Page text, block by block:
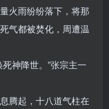
火雨纷纷落下，将那
气都被焚化，周遭温
神降世。”张宗主一
腾起，十八道气柱在